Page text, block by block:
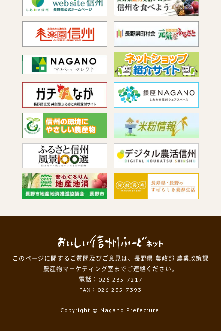
このページに関するご質問及びご意見は、長野県 農政部 農業政策課
農産物マーケティング室までご連絡ください。
電話：026-235-7217
FAX：026-235-7393
Copyright © Nagano Prefecture.